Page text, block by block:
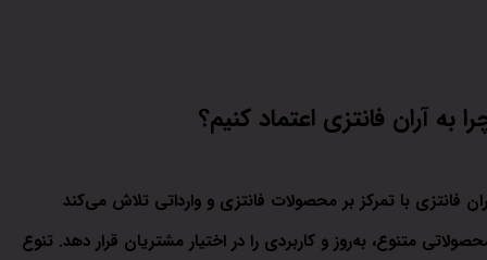
به آران فانتزی اعتماد کنیم؟
فانتزی با تمرکز بر محصولات فانتزی و وارداتی تلاش می‌کند
متنوع، به‌روز و کاربردی را در اختیار مشتریان قرار دهد. تنوع